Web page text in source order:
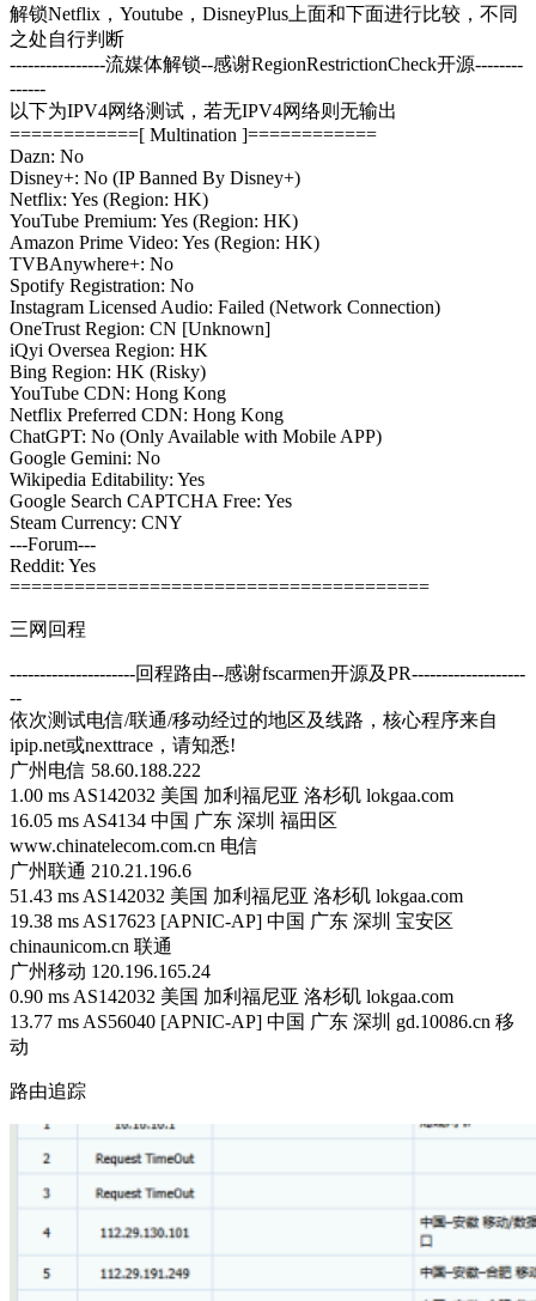
解锁Netflix，Youtube，DisneyPlus上面和下面进行比较，不同
之处自行判断
----------------流媒体解锁--感谢RegionRestrictionCheck开源--------
------
以下为IPV4网络测试，若无IPV4网络则无输出
============[ Multination ]============
Dazn: No
Disney+: No (IP Banned By Disney+)
Netflix: Yes (Region: HK)
YouTube Premium: Yes (Region: HK)
Amazon Prime Video: Yes (Region: HK)
TVBAnywhere+: No
Spotify Registration: No
Instagram Licensed Audio: Failed (Network Connection)
OneTrust Region: CN [Unknown]
iQyi Oversea Region: HK
Bing Region: HK (Risky)
YouTube CDN: Hong Kong
Netflix Preferred CDN: Hong Kong
ChatGPT: No (Only Available with Mobile APP)
Google Gemini: No
Wikipedia Editability: Yes
Google Search CAPTCHA Free: Yes
Steam Currency: CNY
---Forum---
Reddit: Yes
=======================================
三网回程
---------------------回程路由--感谢fscarmen开源及PR-------------------
--
依次测试电信/联通/移动经过的地区及线路，核心程序来自
ipip.net或nexttrace，请知悉!
广州电信 58.60.188.222
1.00 ms AS142032 美国 加利福尼亚 洛杉矶 lokgaa.com
16.05 ms AS4134 中国 广东 深圳 福田区
www.chinatelecom.com.cn 电信
广州联通 210.21.196.6
51.43 ms AS142032 美国 加利福尼亚 洛杉矶 lokgaa.com
19.38 ms AS17623 [APNIC-AP] 中国 广东 深圳 宝安区
chinaunicom.cn 联通
广州移动 120.196.165.24
0.90 ms AS142032 美国 加利福尼亚 洛杉矶 lokgaa.com
13.77 ms AS56040 [APNIC-AP] 中国 广东 深圳 gd.10086.cn 移
动
路由追踪